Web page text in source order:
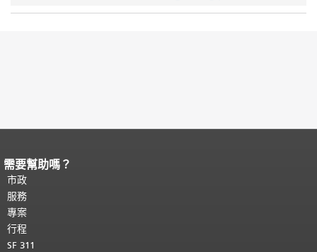
頁面內容結束。
都會重複顯示。
需要幫助嗎？
市政
服務
專案
行程
SF 311